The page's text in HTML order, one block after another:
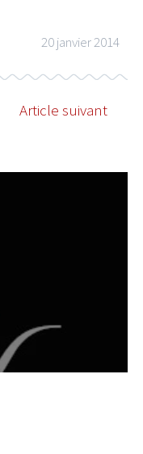
20 janvier 2014
Article suivant